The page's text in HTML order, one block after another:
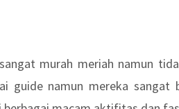
murah meriah namun
guide namun mereka